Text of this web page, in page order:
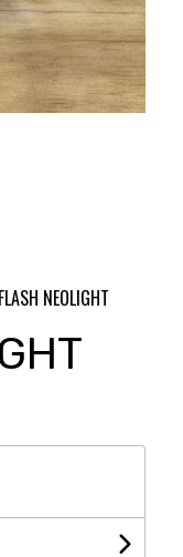
FLASH NEOLIGHT